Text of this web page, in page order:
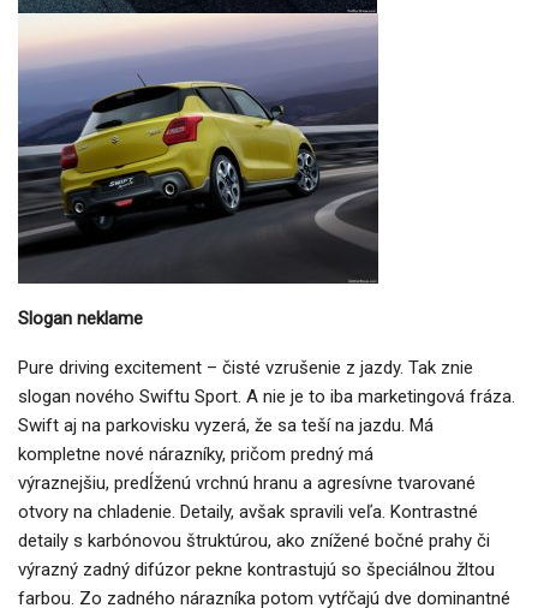
Slogan neklame
Pure driving excitement – čisté vzrušenie z jazdy. Tak znie
slogan nového Swiftu Sport. A nie je to iba marketingová fráza.
Swift aj na parkovisku vyzerá, že sa teší na jazdu. Má
kompletne nové nárazníky, pričom predný má
výraznejšiu, predĺženú vrchnú hranu a agresívne tvarované
otvory na chladenie. Detaily, avšak spravili veľa. Kontrastné
detaily s karbónovou štruktúrou, ako znížené bočné prahy či
výrazný zadný difúzor pekne kontrastujú so špeciálnou žltou
farbou. Zo zadného nárazníka potom vytŕčajú dve dominantné